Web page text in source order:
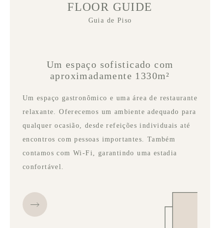
FLOOR GUIDE
Guia de Piso
Um espaço sofisticado com
aproximadamente 1330m²
Um espaço gastronômico e uma área de restaurante
relaxante. Oferecemos um ambiente adequado para
qualquer ocasião, desde refeições individuais até
encontros com pessoas importantes. Também
contamos com Wi-Fi, garantindo uma estadia
confortável.